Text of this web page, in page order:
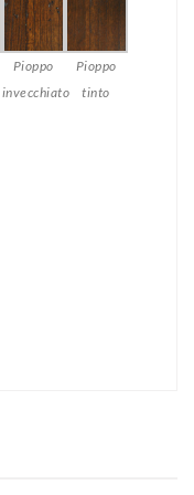
Pioppo
invecchiato
Pioppo
tinto